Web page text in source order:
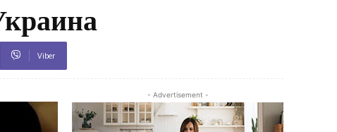
Viber
- Advertisement -